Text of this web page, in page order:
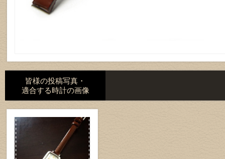
皆様の投稿写真・
適合する時計の画像